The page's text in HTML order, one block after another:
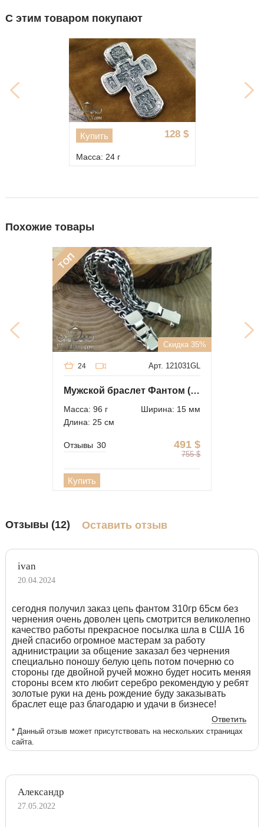
С этим товаром покупают
128 $
Купить
Масса: 24 г
Похожие товары
ТОП
Скидка 35%
Арт. 121031GL
24
Мужской браслет Фантом (Рамзес + Двойной ручеёк)
Масса: 96 г
Ширина: 15 мм
Длина: 25 см
491 $
755 $
Отзывы 30
Купить
Отзывы (12) Оставить отзыв
ivan
20.04.2024
сегодня получил заказ цепь фантом 310гр 65см без
чернения очень доволен цепь смотрится великолепно
качество работы прекрасное посылка шла в США 16
дней спасибо огромное мастерам за работу
аднинистрации за общение заказал без чернения
специально поношу белую цепь потом почерню со
стороны где двойной ручей можно будет носить меняя
стороны всем кто любит серебро рекомендую у ребят
золотые руки на день рождение буду заказывать
браслет еще раз благодарю и удачи в бизнесе!
Ответить
* Данный отзыв может присутствовать на нескольких страницах
сайта.
Александр
27.05.2022